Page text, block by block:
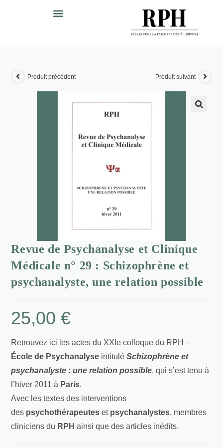
Produit précédent Produit suivant
Revue de Psychanalyse et Clinique
Médicale n° 29 : Schizophrène et
psychanalyste, une relation possible
25,00€
Retrouvez ici les actes du XXIe colloque du RPH –
École de Psychanalyse intituléSchizophrène et
psychanalyste : une relation possible, qui s’est tenu à
l’hiver 2011 à Paris.
Avec les textes des interventions
des psychothérapeutes et psychanalystes, membres
cliniciens du RPHainsi que des articles inédits.